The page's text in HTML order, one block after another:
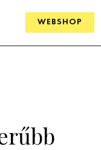
WEBSHOP